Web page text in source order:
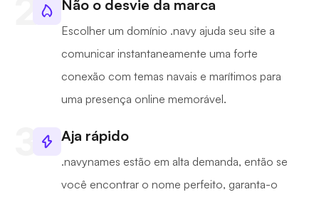
Não o desvie da marca
Escolher um domínio .navy ajuda seu site a
comunicar instantaneamente uma forte
conexão com temas navais e marítimos para
uma presença online memorável.
Aja rápido
.navynames estão em alta demanda, então se
você encontrar o nome perfeito, garanta-o